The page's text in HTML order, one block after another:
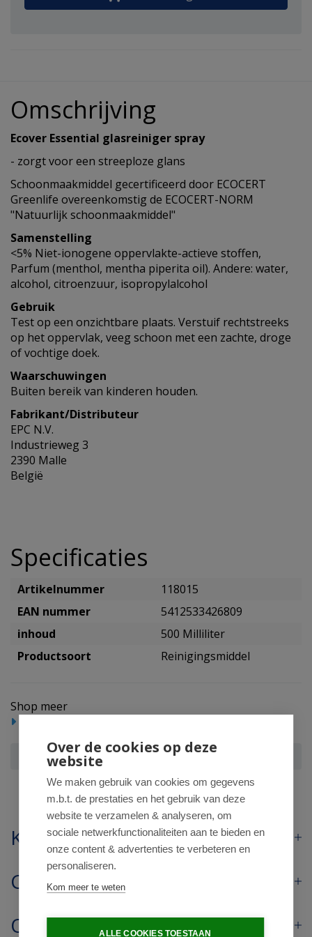
Omschrijving
Ecover Essential glasreiniger spray
- zorgt voor een streeploze glans
Schoonmaakmiddel gecertificeerd door ECOCERT
Greenlife overeenkomstig de ECOCERT-NORM
"Natuurlijk schoonmaakmiddel"
Samenstelling
<5% Niet-ionogene oppervlakte-actieve stoffen,
Parfum (menthol, mentha piperita oil). Andere: water,
alcohol, citroenzuur, isopropylalcohol
Gebruik
Test op een onzichtbare plaats. Verstuif rechtstreeks
op het oppervlak, veeg schoon met een zachte, droge
of vochtige doek.
Waarschuwingen
Buiten bereik van kinderen houden.
Fabrikant/Distributeur
EPC N.V.
Industrieweg 3
2390 Malle
België
Specificaties
Artikelnummer
118015
EAN nummer
5412533426809
inhoud
500 Milliliter
Productsoort
Reinigingsmiddel
Shop meer
Ecover Essential glasreiniger spray
Klantenservice
Contact
Openingstijden
Over de cookies op deze
website
We maken gebruik van cookies om gegevens
m.b.t. de prestaties en het gebruik van deze
website te verzamelen & analyseren, om
sociale netwerkfunctionaliteiten aan te bieden en
onze content & advertenties te verbeteren en
personaliseren.
Kom meer te weten
ALLE COOKIES TOESTAAN